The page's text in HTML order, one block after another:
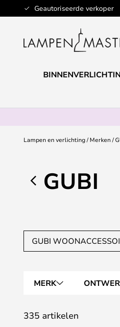
Geautoriseerde verkoper
Ga
naar
inhoud
Lampen en verlichting Merken
GUBI
GUBI
MERK
335 artikelen